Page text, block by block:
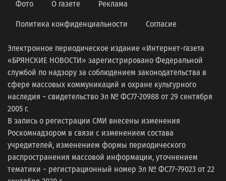
Фото О газете Реклама
Политика конфиденциальности Согласие
Электронное периодическое издание «Интернет-газета
«БРЯНСКИЕ НОВОСТИ» зарегистрировано Федеральной
службой по надзору за соблюдением законодательства в
сфере массовых коммуникаций и охране культурного
наследия − свидетельство Эл № ФС77-20988 от 29 сентября
2005 г.
В запись о регистрации СМИ внесены изменения
Роскомнадзором в связи с изменением состава
учредителей, изменением формы периодического
распространения массовой информации, уточнением
тематики − регистрационный номер Эл № ФС77−79023 от 22